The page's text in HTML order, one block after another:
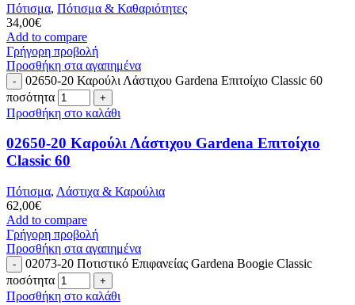
Πότισμα, Πότισμα & Καθαριότητες
34,00€
Add to compare
Γρήγορη προβολή
Προσθήκη στα αγαπημένα
02650-20 Καρούλι Λάστιχου Gardena Επιτοίχιο Classic 60
ποσότητα
Προσθήκη στο καλάθι
02650-20 Καρούλι Λάστιχου Gardena Επιτοίχιο
Classic 60
Πότισμα, Λάστιχα & Καρούλια
62,00€
Add to compare
Γρήγορη προβολή
Προσθήκη στα αγαπημένα
02073-20 Ποτιστικό Επιφανείας Gardena Boogie Classic
ποσότητα
Προσθήκη στο καλάθι